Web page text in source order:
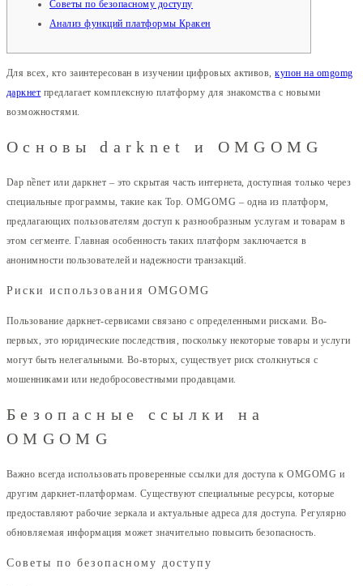
Советы по безопасному доступу
Анализ функций платформы Кракен
Для всех, кто заинтересован в изучении цифровых активов,купон на omgomg
даркнет предлагает комплексную платформу для знакомства с новыми
возможностями.
Основы darknet и OMGOMG
Dар nềnет или даркнет – это скрытая часть интернета, доступная только через
специальные программы, такие как Тор. OMGOMG – одна из платформ,
предлагающих пользователям доступ к разнообразным услугам и товарам в
этом сегменте. Главная особенность таких платформ заключается в
анонимности пользователей и надежности транзакций.
Риски использования OMGOMG
Пользование даркнет-сервисами связано с определенными рисками. Во-
первых, это юридические последствия, поскольку некоторые товары и услуги
могут быть нелегальными. Во-вторых, существует риск столкнуться с
мошенниками или недобросовестными продавцами.
Безопасные ссылки на
OMGOMG
Важно всегда использовать проверенные ссылки для доступа к OMGOMG и
другим даркнет-платформам. Существуют специальные ресурсы, которые
предоставляют рабочие зеркала и актуальные адреса для доступа. Регулярно
обновляемая информация может значительно повысить безопасность.
Советы по безопасному доступу